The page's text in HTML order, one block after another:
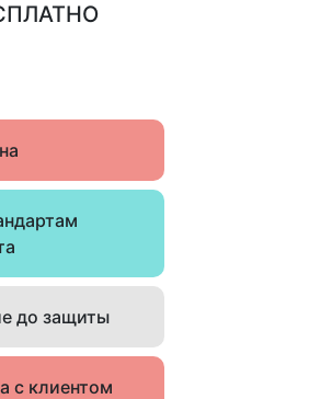
до защиты
с клиентом